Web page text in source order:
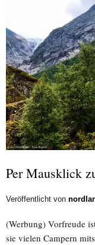
Per Mausklick
Veröffentlicht von
(Werbung) Vorfreude
sie vielen Campern